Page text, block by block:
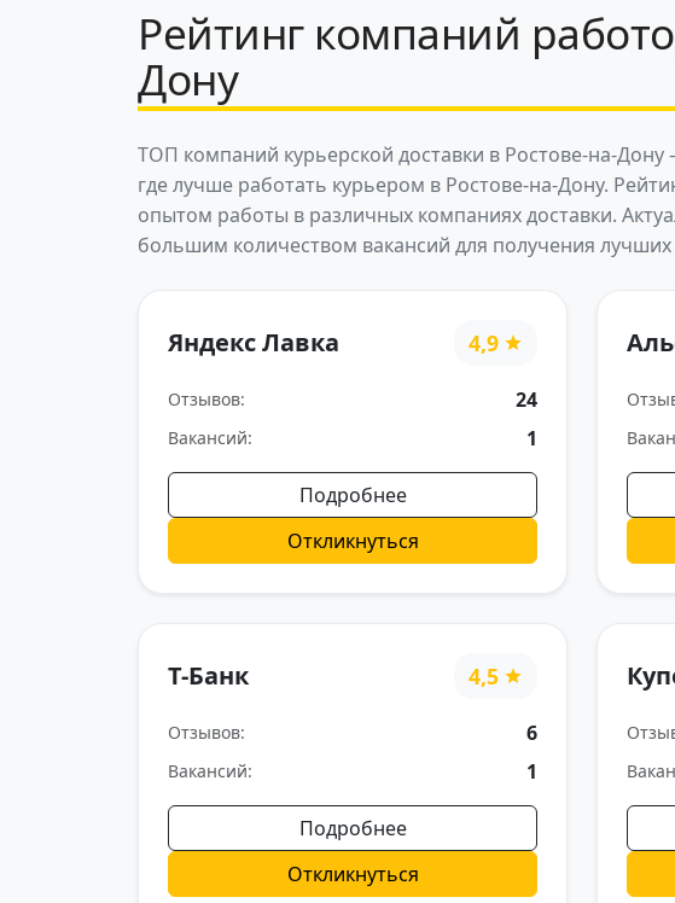
Рейтинг компаний
Дону
ТОП компаний курьерской доставки в Ростове-на-
где лучше работать курьером в Ростове-на-Дону.
опытом работы в различных компаниях доставки.
большим количеством вакансий для получения
Яндекс Лавка 4,9
Отзывов: 24
Вакансий: 1
Подробнее
Откликнуться
Т-Банк 4,5
Отзывов: 6
Вакансий: 1
Подробнее
Откликнуться